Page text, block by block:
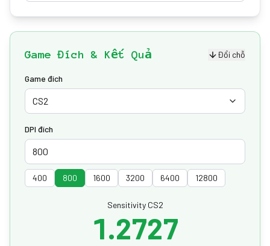
Game Đích & Kết Quả Đổi chỗ
Game đích
CS2
DPI đích
400 800 1600 3200 6400 12800
Sensitivity CS2
1.2727